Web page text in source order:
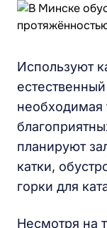
Используют
необходимая
планируют
катки,
горки для
Несмотря на